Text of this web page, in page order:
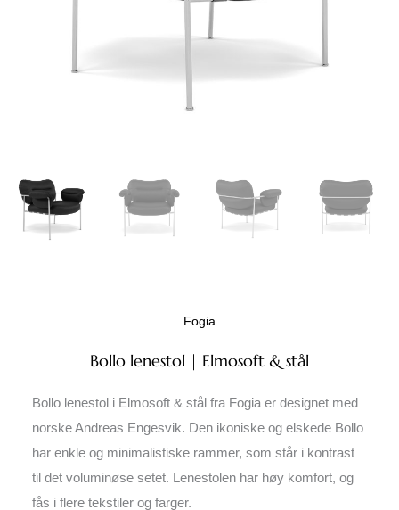
Fogia
Bollo lenestol | Elmosoft & stål
Bollo lenestol i Elmosoft & stål fra Fogia er designet med
norske Andreas Engesvik. Den ikoniske og elskede Bollo
har enkle og minimalistiske rammer, som står i kontrast
til det voluminøse setet. Lenestolen har høy komfort, og
fås i flere tekstiler og farger.